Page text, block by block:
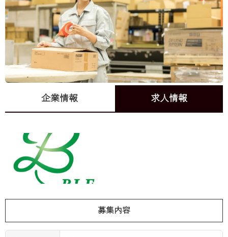
企業情報 求人情報
募集内容